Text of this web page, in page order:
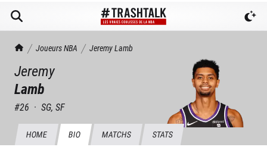
TrashTalk Actu NBA
Joueurs NBA JeremyLamb
Jeremy
Lamb
#26 · SG, SF
HOME BIO MATCHS STATS